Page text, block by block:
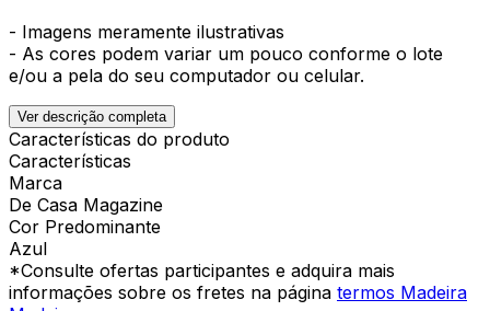
- Imagens meramente ilustrativas
- As cores podem variar um pouco conforme o lote
e/ou a pela do seu computador ou celular.
Ver descrição completa
Características do produto
Características
Marca
De Casa Magazine
Cor Predominante
Azul
*Consulte ofertas participantes e adquira mais
informações sobre os fretes na página termos Madeira